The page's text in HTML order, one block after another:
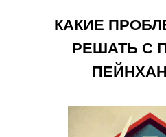
КАКИЕ
РЕШАТЬ С